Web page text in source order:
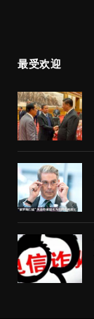
最受欢迎